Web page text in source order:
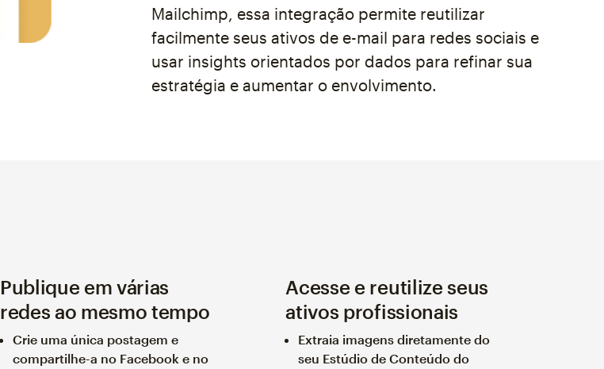
Mailchimp, essa integração permite reutilizar
facilmente seus ativos de e-mail para redes sociais e
usar insights orientados por dados para refinar sua
estratégia e aumentar o envolvimento.
Publique em várias
redes ao mesmo tempo
Crie uma única postagem e
compartilhe-a no Facebook e no
Acesse e reutilize seus
ativos profissionais
Extraia imagens diretamente do
seu Estúdio de Conteúdo do